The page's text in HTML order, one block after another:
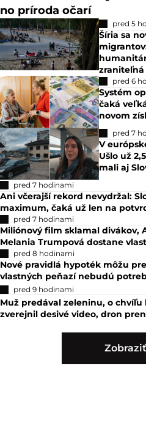
no príroda očarí
pred 5
Šíria sa
zraniteľná
pred 6
Systém
čaká
novom
pred 7
V
Ušlo už
mali aj
pred 7 hodinami
Ani včerajší rekord nevydržal:
maximum, čaká už len na
pred 7 hodinami
Miliónový film sklamal divákov,
Melania Trumpová dostane
pred 8 hodinami
Nové pravidlá hypoték môžu
vlastných peňazí nebudú
pred 9 hodinami
Muž predával zeleninu, o chvíľu
zverejnil desivé video, dron